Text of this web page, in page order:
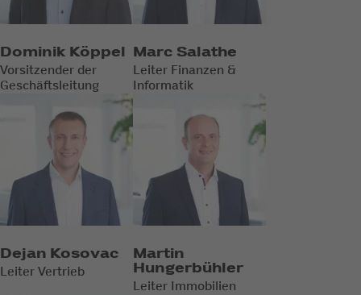
Dominik Köppel
Vorsitzender der
Geschäftsleitung
Marc Salathe
Leiter Finanzen &
Informatik
Dejan Kosovac
Leiter Vertrieb
Martin
Hungerbühler
Leiter Immobilien